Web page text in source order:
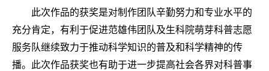
此次作品的获奖是对制作团队辛勤努力和专业水平的
充分肯定，有利于促进范雄伟团队及生科院萌芽科普志愿
服务队继续致力于推动科学知识的普及和科学精神的传
播。此次作品获奖也有助于进一步提高社会各界对科普事